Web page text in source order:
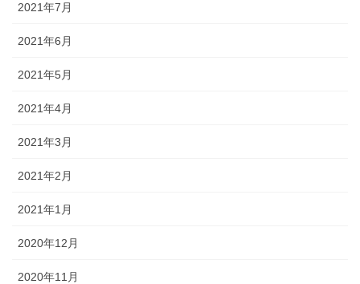
2021年7月
2021年6月
2021年5月
2021年4月
2021年3月
2021年2月
2021年1月
2020年12月
2020年11月